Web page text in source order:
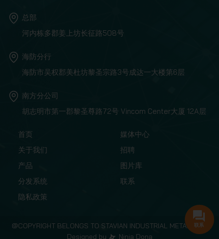
总部
河内栋多郡姜上坊长征路508号
海防分行
海防市吴权郡美杜坊黎圣宗路3号成达一大楼第6层
南方分公司
胡志明市第一郡黎圣尊路72号 Vincom Center大厦 12A层
首页
关于我们
产品
分发系统
隐私政策
媒体中心
招聘
图片库
联系
@COPYRIGHT BELONGS TO STAVIAN INDUSTRIAL METAL.,JSC
Designed by
Ninja Dona
联系